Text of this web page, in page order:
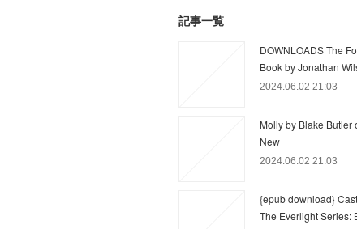
記事一覧
DOWNLOADS The
Book by Jonathan
2024.06.02 21:03
Molly by Blake Butler
New
2024.06.02 21:03
{epub download}
The Everlight Series: